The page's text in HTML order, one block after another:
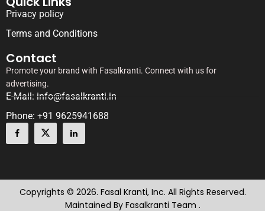
Privacy policy
Terms and Conditions
Contact
Promote your brand with Fasalkranti. Connect with us for
advertising.
E-Mail: info@fasalkranti.in
Phone: +91 9625941688
Copyrights © 2026. Fasal Kranti, Inc. All Rights Reserved.
Maintained By Fasalkranti Team .